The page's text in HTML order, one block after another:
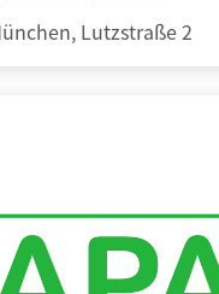
Lutzstraße 2